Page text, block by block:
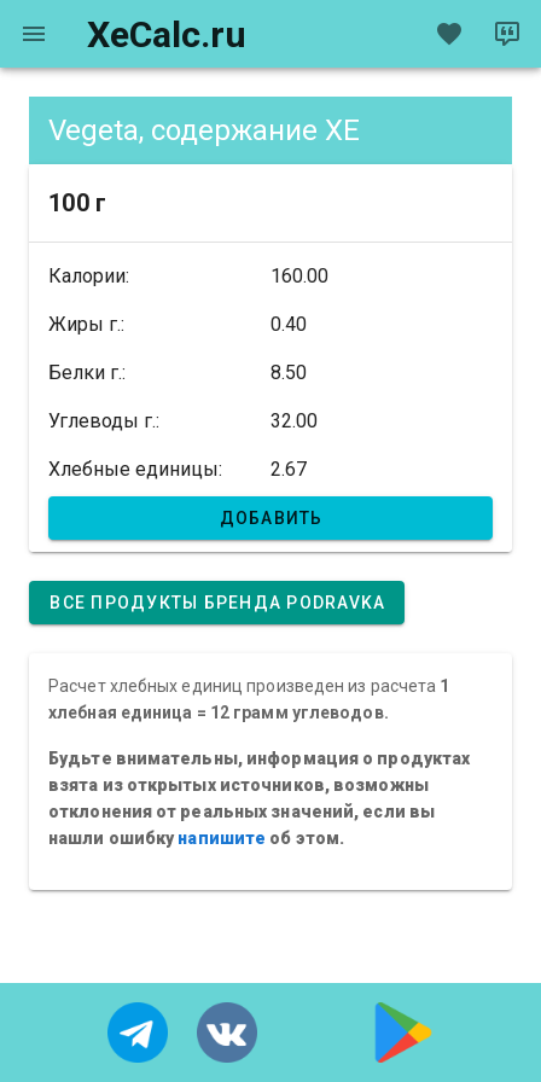
XeCalc.ru
Vegeta, содержание XE
100 г
Калории: 160.00
Жиры г.: 0.40
Белки г.: 8.50
Углеводы г.: 32.00
Хлебные единицы: 2.67
ДОБАВИТЬ
ВСЕ ПРОДУКТЫ БРЕНДА PODRAVKA
Расчет хлебных единиц произведен из расчета 1
хлебная единица = 12 грамм углеводов.
Будьте внимательны, информация о продуктах
взята из открытых источников, возможны
отклонения от реальных значений, если вы
нашли ошибкунапишите об этом.